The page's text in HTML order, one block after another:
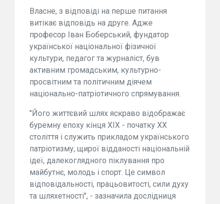
Власне, з відповіді на перше питання
витікає відповідь на друге. Адже
професор Іван Боберський, фундатор
української національної фізичної
культури, педагог та журналіст, був
активним громадським, культурно-
просвітним та політичним діячем
національно-патріотичного спрямування.
"Його життєвий шлях яскраво відображає
буремну епоху кінця XIX - початку XX
століття і служить прикладом українського
патріотизму, щирої відданості національній
ідеї, далекоглядного піклування про
майбутнє, молодь і спорт. Це символ
відповідальності, працьовитості, сили духу
та шляхетності", - зазначила дослідниця